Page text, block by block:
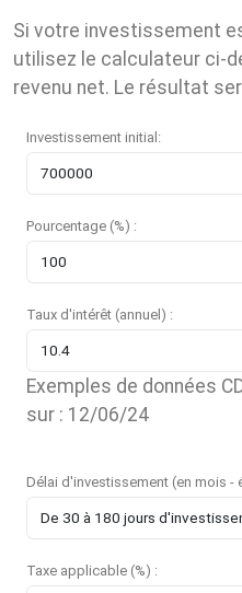
Si votre investissement
utilisez le calculateur ci-
revenu net. Le résultat
Investissement initial:
Pourcentage (%) :
Taux d'intérêt (annuel) :
Exemples de données
sur : 12/06/24
Délai d'investissement (en mois -
Taxe applicable (%) :